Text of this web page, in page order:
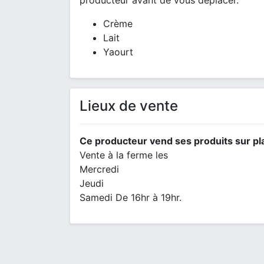
Crème
Lait
Yaourt
Lieux de vente
Ce producteur vend ses produits sur
Vente à la ferme les
Mercredi
Jeudi
Samedi De 16hr à 19hr.